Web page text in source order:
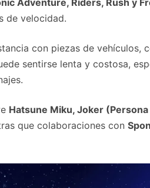
Adventure, Riders, Rush y
de velocidad.
con piezas de vehículos,
sentirse lenta y costosa,
Hatsune Miku, Joker (Persona
que colaboraciones con